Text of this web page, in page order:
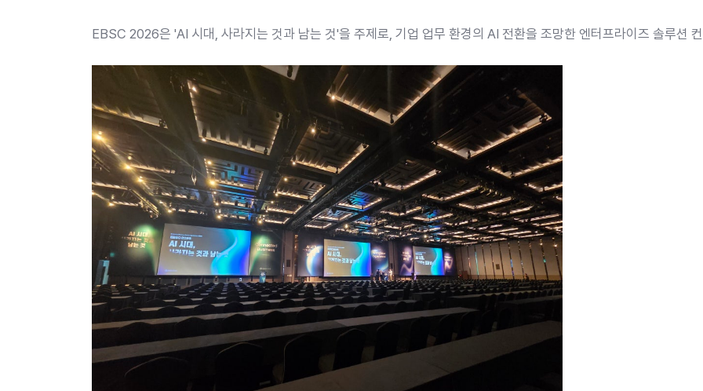
EBSC 2026은 'AI 시대, 사라지는 것과 남는 것'을 주제로, 기업 업무 환경의 AI 전환을 조망한 엔터프라이즈 솔루션